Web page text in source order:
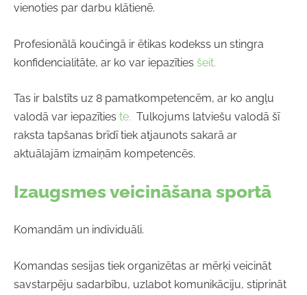
vienoties par darbu klātienē.
Profesionālā koučingā ir ētikas kodekss un stingra
konfidencialitāte, ar ko var iepazīties šeit.
Tas ir balstīts uz 8 pamatkompetencēm, ar ko angļu
valodā var iepazīties te. Tulkojums latviešu valodā šī
raksta tapšanas brīdī tiek atjaunots sakarā ar
aktuālajām izmaiņām kompetencēs.
Izaugsmes veicināšana sportā
Komandām un individuāli.
Komandas sesijas tiek organizētas ar mērķi veicināt
savstarpēju sadarbību, uzlabot komunikāciju, stiprināt